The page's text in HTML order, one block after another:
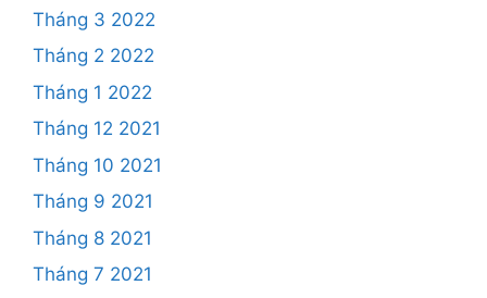
Tháng 3 2022
Tháng 2 2022
Tháng 1 2022
Tháng 12 2021
Tháng 10 2021
Tháng 9 2021
Tháng 8 2021
Tháng 7 2021